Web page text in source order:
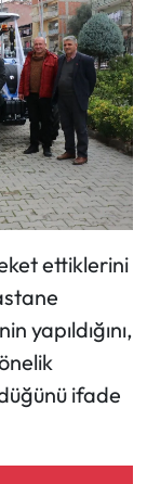
ettiklerini
yapıldığını,
ifade